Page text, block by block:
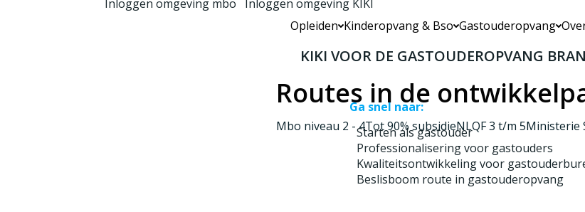
Inloggen omgeving mbo Inloggen omgeving KIKI
Opleiden Kinderopvang & Bso Gastouderopvang
KIKI VOOR DE GASTOUDEROPVANG
Routes in de
Mbo niveau 2 - 4Tot 90% subsidieNLQF 3 t/m 5Ministerie
Ga snel naar:
Starten als gastouder
Professionalisering voor gastouders
Kwaliteitsontwikkeling voor
Beslisboom route in gastouderopvang